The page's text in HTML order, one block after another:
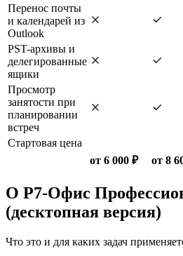
Перенос почты
и календарей из
Outlook
PST-архивы и
делегированные
ящики
Просмотр
занятости при
планировании
встреч
Стартовая цена
от 6 000 ₽
от 8
О Р7-Офис
(десктопная версия)
Что это и для каких задач